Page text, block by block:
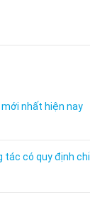
nhất hiện nay